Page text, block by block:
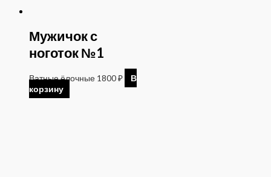
Мужичок с
ноготок №1
Ватные ёлочные 1800₽
В
корзину